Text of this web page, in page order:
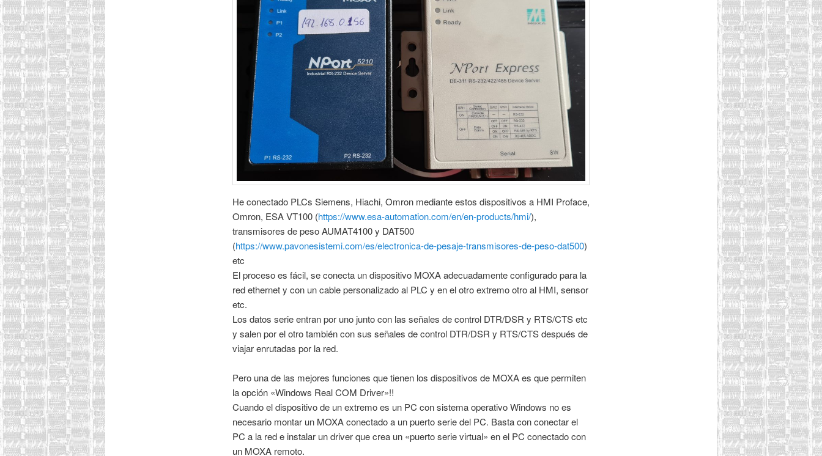
He conectado PLCs Siemens, Hiachi, Omron mediante estos dispositivos a HMI Proface,
Omron, ESA VT100 (https://www.esa-automation.com/en/en-products/hmi/),
transmisores de peso AUMAT4100 y DAT500
(https://www.pavonesistemi.com/es/electronica-de-pesaje-transmisores-de-peso-dat500)
etc
El proceso es fácil, se conecta un dispositivo MOXA adecuadamente configurado para la
red ethernet y con un cable personalizado al PLC y en el otro extremo otro al HMI, sensor
etc.
Los datos serie entran por uno junto con las señales de control DTR/DSR y RTS/CTS etc
y salen por el otro también con sus señales de control DTR/DSR y RTS/CTS después de
viajar enrutadas por la red.
Pero una de las mejores funciones que tienen los dispositivos de MOXA es que permiten
la opción «Windows Real COM Driver»!!
Cuando el dispositivo de un extremo es un PC con sistema operativo Windows no es
necesario montar un MOXA conectado a un puerto serie del PC. Basta con conectar el
PC a la red e instalar un driver que crea un «puerto serie virtual» en el PC conectado con
un MOXA remoto.